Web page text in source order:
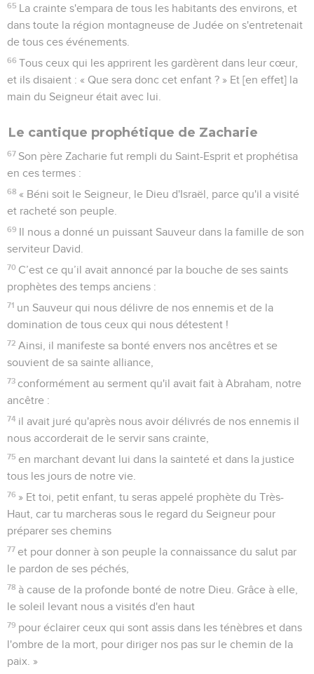
65 La crainte s'empara de tous les habitants des environs, et
dans toute la région montagneuse de Judée on s'entretenait
de tous ces événements.
66 Tous ceux qui les apprirent les gardèrent dans leur cœur,
et ils disaient : « Que sera donc cet enfant ? » Et [en effet] la
main du Seigneur était avec lui.
Le cantique prophétique de Zacharie
67 Son père Zacharie fut rempli du Saint-Esprit et prophétisa
en ces termes :
68 « Béni soit le Seigneur, le Dieu d'Israël, parce qu'il a visité
et racheté son peuple.
69 Il nous a donné un puissant Sauveur dans la famille de son
serviteur David.
70 C’est ce qu’il avait annoncé par la bouche de ses saints
prophètes des temps anciens :
71 un Sauveur qui nous délivre de nos ennemis et de la
domination de tous ceux qui nous détestent !
72 Ainsi, il manifeste sa bonté envers nos ancêtres et se
souvient de sa sainte alliance,
73 conformément au serment qu'il avait fait à Abraham, notre
ancêtre :
74 il avait juré qu'après nous avoir délivrés de nos ennemis il
nous accorderait de le servir sans crainte,
75 en marchant devant lui dans la sainteté et dans la justice
tous les jours de notre vie.
76 » Et toi, petit enfant, tu seras appelé prophète du Très-
Haut, car tu marcheras sous le regard du Seigneur pour
préparer ses chemins
77 et pour donner à son peuple la connaissance du salut par
le pardon de ses péchés,
78 à cause de la profonde bonté de notre Dieu. Grâce à elle,
le soleil levant nous a visités d'en haut
79 pour éclairer ceux qui sont assis dans les ténèbres et dans
l'ombre de la mort, pour diriger nos pas sur le chemin de la
paix. »